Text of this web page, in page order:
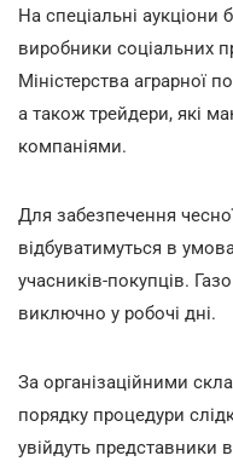
На спеціальні аукціони
виробники соціальних
Міністерства аграрної
а також трейдери, які
компаніями.
Для забезпечення
відбуватимуться в
учасників-покупців.
виключно у робочі дні.
За організаційними
порядку процедури
увійдуть представники